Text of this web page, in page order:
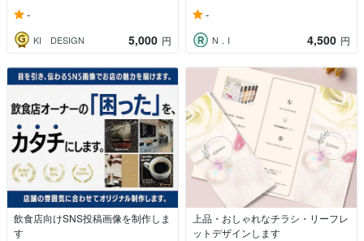
-
KI DESIGN 5,000 円
-
N．I 4,500 円
飲食店向けSNS投稿画像を制作しま
す
上品・おしゃれなチラシ・リーフレ
ットデザインします